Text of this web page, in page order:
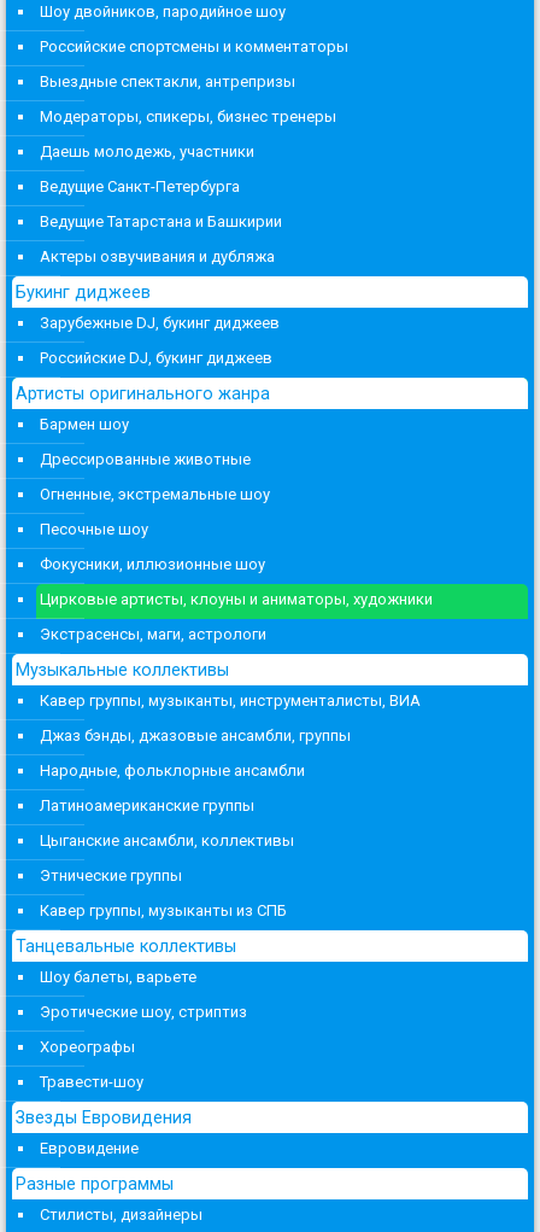
Шоу двойников, пародийное шоу
Российские спортсмены и комментаторы
Выездные спектакли, антрепризы
Модераторы, спикеры, бизнес тренеры
Даешь молодежь, участники
Ведущие Санкт-Петербурга
Ведущие Татарстана и Башкирии
Актеры озвучивания и дубляжа
Букинг диджеев
Зарубежные DJ, букинг диджеев
Российские DJ, букинг диджеев
Артисты оригинального жанра
Бармен шоу
Дрессированные животные
Огненные, экстремальные шоу
Песочные шоу
Фокусники, иллюзионные шоу
Цирковые артисты, клоуны и аниматоры, художники
Экстрасенсы, маги, астрологи
Музыкальные коллективы
Кавер группы, музыканты, инструменталисты, ВИА
Джаз бэнды, джазовые ансамбли, группы
Народные, фольклорные ансамбли
Латиноамериканские группы
Цыганские ансамбли, коллективы
Этнические группы
Кавер группы, музыканты из СПБ
Танцевальные коллективы
Шоу балеты, варьете
Эротические шоу, стриптиз
Хореографы
Травести-шоу
Звезды Евровидения
Евровидение
Разные программы
Стилисты, дизайнеры